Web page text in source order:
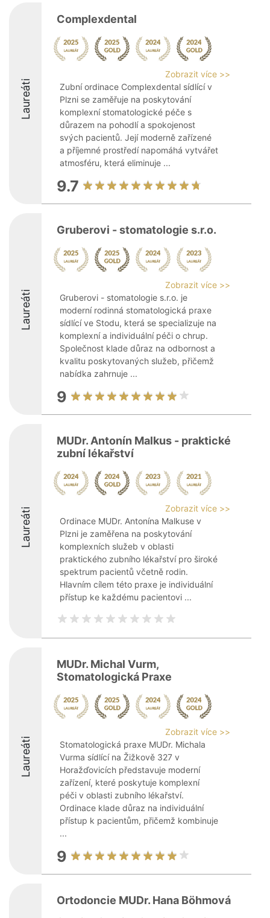
Laureáti
Complexdental
Zobrazit více >>
Zubní ordinace Complexdental sídlící v
Plzni se zaměřuje na poskytování
komplexní stomatologické péče s
důrazem na pohodlí a spokojenost
svých pacientů. Její moderně zařízené
a příjemné prostředí napomáhá vytvářet
atmosféru, která eliminuje ...
9.7
Laureáti
Gruberovi - stomatologie s.r.o.
Zobrazit více >>
Gruberovi - stomatologie s.r.o. je
moderní rodinná stomatologická praxe
sídlící ve Stodu, která se specializuje na
komplexní a individuální péči o chrup.
Společnost klade důraz na odbornost a
kvalitu poskytovaných služeb, přičemž
nabídka zahrnuje ...
9
Laureáti
MUDr. Antonín Malkus - praktické
zubní lékařství
Zobrazit více >>
Ordinace MUDr. Antonína Malkuse v
Plzni je zaměřena na poskytování
komplexních služeb v oblasti
praktického zubního lékařství pro široké
spektrum pacientů včetně rodin.
Hlavním cílem této praxe je individuální
přístup ke každému pacientovi ...
Laureáti
MUDr. Michal Vurm,
Stomatologická Praxe
Zobrazit více >>
Stomatologická praxe MUDr. Michala
Vurma sídlící na Žižkově 327 v
Horažďovicích představuje moderní
zařízení, které poskytuje komplexní
péči v oblasti zubního lékařství.
Ordinace klade důraz na individuální
přístup k pacientům, přičemž kombinuje
...
9
Ortodoncie MUDr. Hana Böhmová